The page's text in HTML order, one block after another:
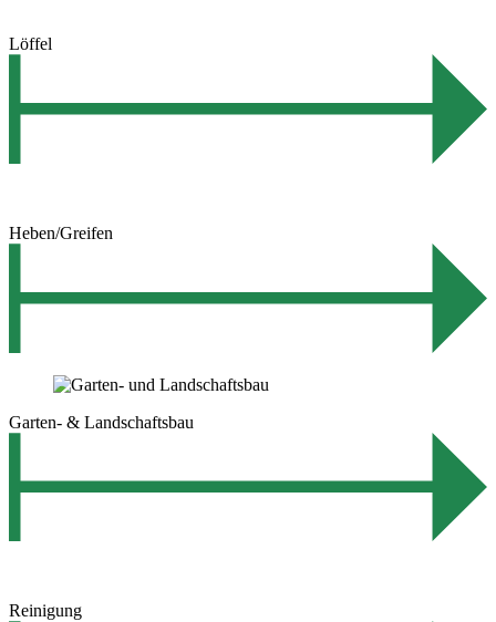
Löffel
Heben/Greifen
Garten- & Landschaftsbau
Reinigung